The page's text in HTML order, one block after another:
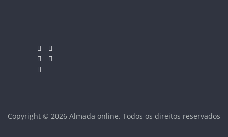
Copyright © 2026 Almada online. Todos os direitos reservados